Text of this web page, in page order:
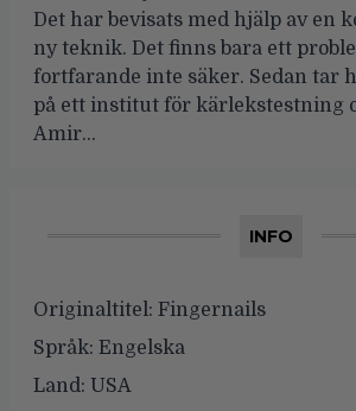
Det har bevisats med hjälp av en
ny teknik. Det finns bara ett
fortfarande inte säker. Sedan tar
på ett institut för kärlekstestning
Amir…
INFO
Originaltitel: Fingernails
Språk: Engelska
Land: USA